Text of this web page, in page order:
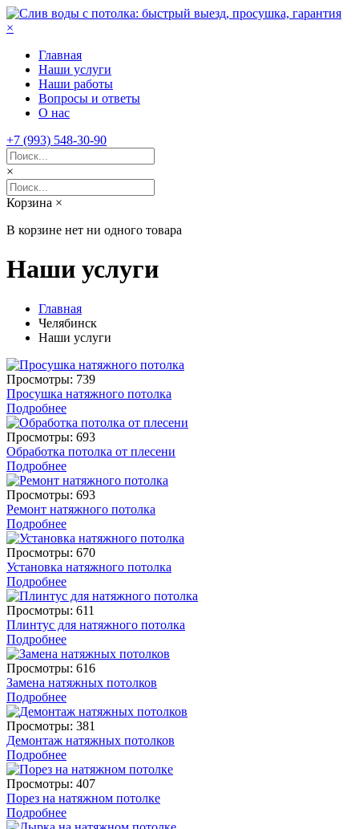
×
Главная
Наши услуги
Наши работы
Вопросы и ответы
О нас
+7 (993) 548-30-90
×
Корзина ×
В корзине нет ни одного товара
Наши услуги
Главная
Челябинск
Наши услуги
Просмотры: 739
Просушка натяжного потолка
Подробнее
Просмотры: 693
Обработка потолка от плесени
Подробнее
Просмотры: 693
Ремонт натяжного потолка
Подробнее
Просмотры: 670
Установка натяжного потолка
Подробнее
Просмотры: 611
Плинтус для натяжного потолка
Подробнее
Просмотры: 616
Замена натяжных потолков
Подробнее
Просмотры: 381
Демонтаж натяжных потолков
Подробнее
Просмотры: 407
Порез на натяжном потолке
Подробнее